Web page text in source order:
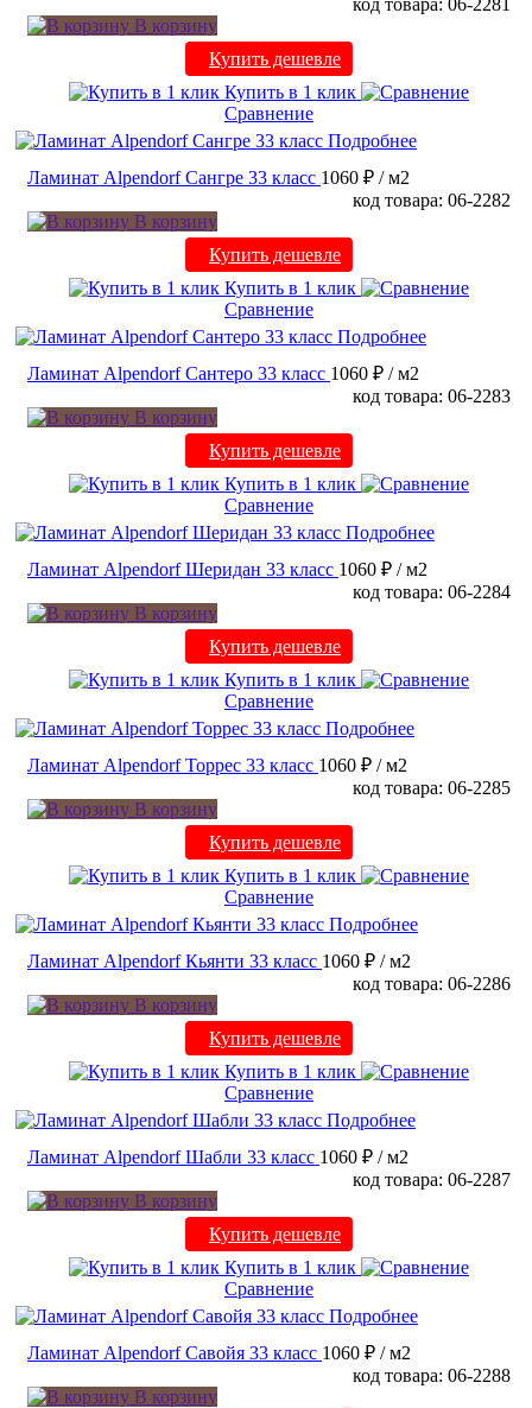
код товара: 06-2281
В корзину
Купить дешевле
Купить в 1 клик
Сравнение
Подробнее
Ламинат Alpendorf Сангре 33 класс 1060 ₽ / м2
код товара: 06-2282
В корзину
Купить дешевле
Купить в 1 клик
Сравнение
Подробнее
Ламинат Alpendorf Сантеро 33 класс 1060 ₽ / м2
код товара: 06-2283
В корзину
Купить дешевле
Купить в 1 клик
Сравнение
Подробнее
Ламинат Alpendorf Шеридан 33 класс 1060 ₽ / м2
код товара: 06-2284
В корзину
Купить дешевле
Купить в 1 клик
Сравнение
Подробнее
Ламинат Alpendorf Торрес 33 класс 1060 ₽ / м2
код товара: 06-2285
В корзину
Купить дешевле
Купить в 1 клик
Сравнение
Подробнее
Ламинат Alpendorf Кьянти 33 класс 1060 ₽ / м2
код товара: 06-2286
В корзину
Купить дешевле
Купить в 1 клик
Сравнение
Подробнее
Ламинат Alpendorf Шабли 33 класс 1060 ₽ / м2
код товара: 06-2287
В корзину
Купить дешевле
Купить в 1 клик
Сравнение
Подробнее
Ламинат Alpendorf Савойя 33 класс 1060 ₽ / м2
код товара: 06-2288
В корзину